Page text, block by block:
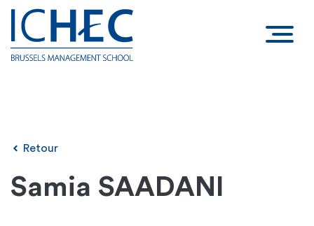
Retour
Samia SAADANI